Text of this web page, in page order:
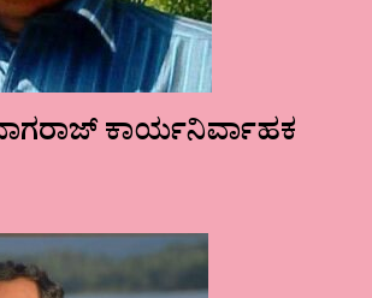
ಕಾರ್ಯನಿರ್ವಾಹಕ